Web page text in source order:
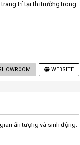
trí tại thị trường trong
WEBSITE
ấn tượng và sinh động.